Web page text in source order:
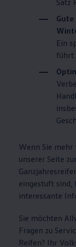
Satz
Ein
führt
Wenn Sie mehr
unserer Seite
eingestuft sind,
interessante
Sie möchten
Fragen zu
Reifen? Ihr